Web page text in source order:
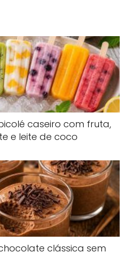
caseiro com fruta,
e leite de coco
clássica sem